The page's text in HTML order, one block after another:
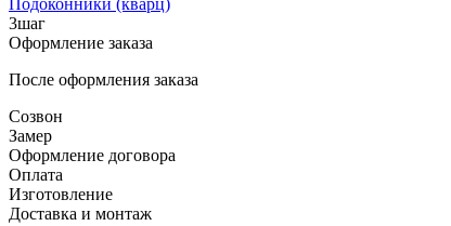
3шаг
Оформление заказа
После оформления заказа
Созвон
Замер
Оформление договора
Оплата
Изготовление
Доставка и монтаж